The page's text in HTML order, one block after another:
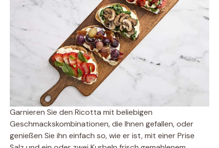
Garnieren Sie den Ricotta mit beliebigen
Geschmackskombinationen, die Ihnen gefallen, oder
genießen Sie ihn einfach so, wie er ist, mit einer Prise